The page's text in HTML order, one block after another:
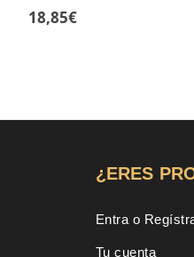
18,85€
¿ERES
Entra o
Tu cuenta